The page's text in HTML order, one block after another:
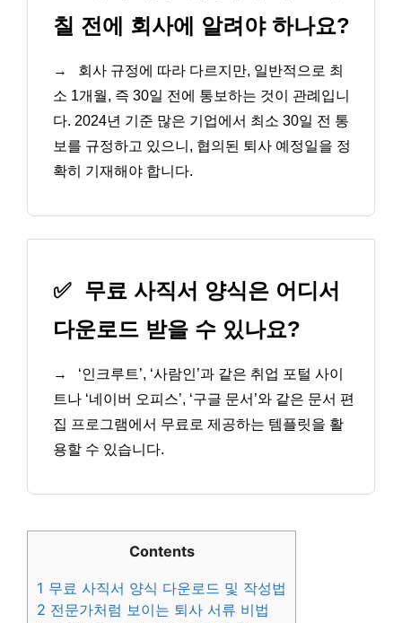
칠 전에 회사에 알려야 하나요?
→
회사 규정에 따라 다르지만, 일반적으로 최
소 1개월, 즉 30일 전에 통보하는 것이 관례입니
다. 2024년 기준 많은 기업에서 최소 30일 전 통
보를 규정하고 있으니, 협의된 퇴사 예정일을 정
확히 기재해야 합니다.
✅ 무료 사직서 양식은 어디서
다운로드 받을 수 있나요?
→
‘인크루트’, ‘사람인’과 같은 취업 포털 사이
트나 ‘네이버 오피스’, ‘구글 문서’와 같은 문서 편
집 프로그램에서 무료로 제공하는 템플릿을 활
용할 수 있습니다.
Contents
1 무료 사직서 양식 다운로드 및 작성법
2 전문가처럼 보이는 퇴사 서류 비법